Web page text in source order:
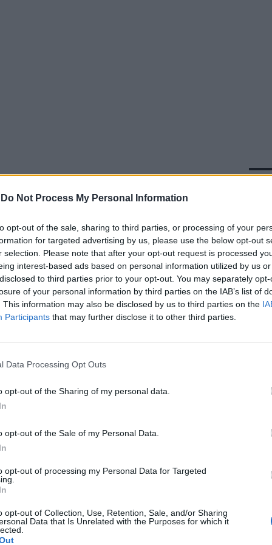
Do Not Process My Personal Information
opt-out of the sale, sharing to third parties, or processing of your
for targeted advertising by us, please use the below opt-out
selection. Please note that after your opt-out request is processed
interest-based ads based on personal information utilized by us
to third parties prior to your opt-out. You may separately
of your personal information by third parties on the IAB’s list of
This information may also be disclosed by us to third parties on the
Participants that may further disclose it to other third parties.
Data Processing Opt Outs
opt-out of the Sharing of my personal data.
opt-out of the Sale of my Personal Data.
opt-out of processing my Personal Data for Targeted
opt-out of Collection, Use, Retention, Sale, and/or Sharing
Data that Is Unrelated with the Purposes for which it
per il maschile, nel senso di
parole, è noto. Da tempo Laura
perché nel lessico comune entrino
"sindaca" o "la presidente". Un
dia alle donne quello che è delle
battaglia sta lentamente superando i
realtà. Stamattina infatti "la" presidente
se l'è presa addirittura con i sottopancia
le elezioni presidenziali.
a elezioni #Usa Ma perchè nei
abbiamo letto"dal nostro
11 novembre 2016
In
Rudy Giuliani a Come States?
americana